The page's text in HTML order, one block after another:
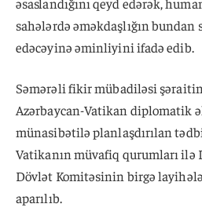
sahələrdə əməkdaşlığın bundan
edəcəyinə əminliyini ifadə edib.
Səmərəli fikir mübadiləsi
Azərbaycan-Vatikan diplomatik
münasibətilə planlaşdırılan
Vatikanın müvafiq qurumları
Dövlət Komitəsinin birgə
aparılıb.